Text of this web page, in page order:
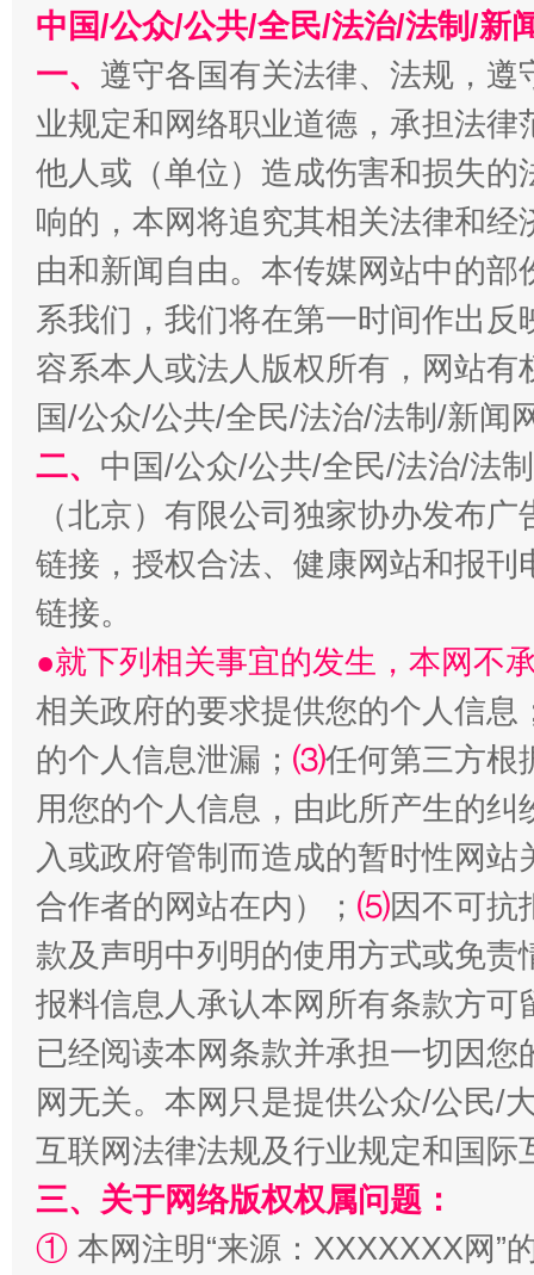
千年窑火 生生不息 一
受贿1.44亿！段成刚被判无期 从幼
全民健身五年计划来了！等你上场
中国/公众/公共/全民/法治/法制/新
一、 遵守各国有关法律、法规，
业规定和网络职业道德，承担法
他人或（单位）造成伤害和损失
响的，本网将追究其相关法律和
由和新闻自由。本传媒网站中的
系我们，我们将在第一时间作出
容系本人或法人版权所有，网站
国/公众/公共/全民/法治/法制/新闻
二、 中国/公众/公共/全民/法治/法
（北京）有限公司独家协办发布
链接，授权合法、健康网站和报
链接。
●就下列相关事宜的发生，本网不
相关政府的要求提供您的个人信息
的个人信息泄漏； ⑶任何第三方根
用您的个人信息，由此所产生的纠
入或政府管制而造成的暂时性网
合作者的网站在内）； ⑸因不可抗
款及声明中列明的使用方式或免责
报料信息人承认本网所有条款方
已经阅读本网条款并承担一切因
网无关。本网只是提供公众/公民/
互联网法律法规及行业规定和国
三、关于网络版权权属问题：
① 本网注明“来源：XXXXXXX网”